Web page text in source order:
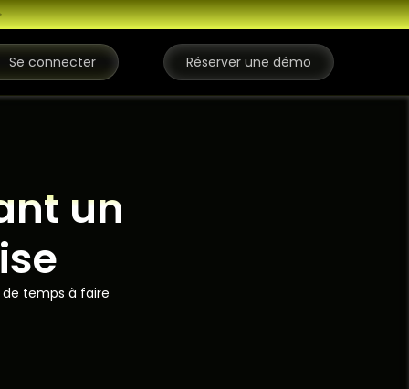
Se connecter Réserver une démo
un
temps à faire